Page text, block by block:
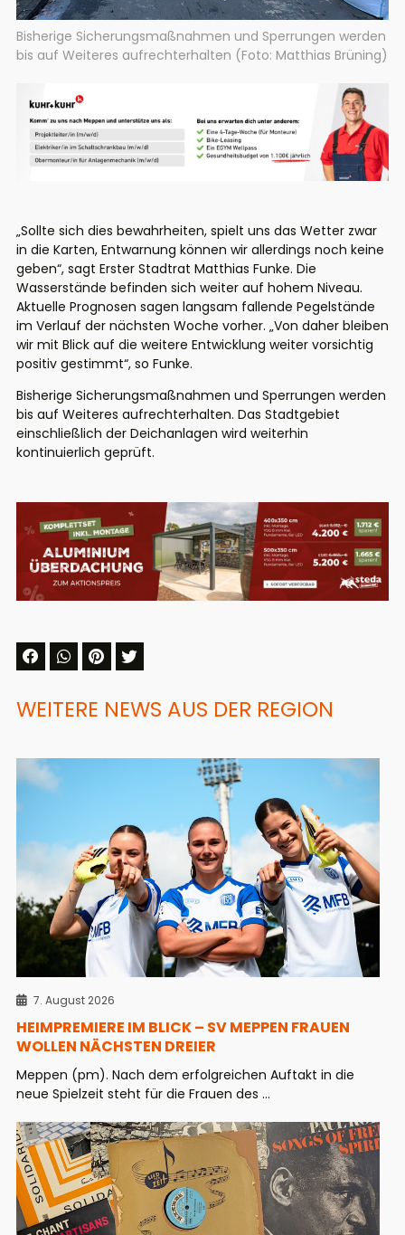
Bisherige Sicherungsmaßnahmen und Sperrungen werden
bis auf Weiteres aufrechterhalten (Foto: Matthias Brüning)
„Sollte sich dies bewahrheiten, spielt uns das Wetter zwar
in die Karten, Entwarnung können wir allerdings noch keine
geben“, sagt Erster Stadtrat Matthias Funke. Die
Wasserstände befinden sich weiter auf hohem Niveau.
Aktuelle Prognosen sagen langsam fallende Pegelstände
im Verlauf der nächsten Woche vorher. „Von daher bleiben
wir mit Blick auf die weitere Entwicklung weiter vorsichtig
positiv gestimmt“, so Funke.
Bisherige Sicherungsmaßnahmen und Sperrungen werden
bis auf Weiteres aufrechterhalten. Das Stadtgebiet
einschließlich der Deichanlagen wird weiterhin
kontinuierlich geprüft.
WEITERE NEWS AUS DER REGION
7. August 2026
HEIMPREMIERE IM BLICK – SV MEPPEN FRAUEN
WOLLEN NÄCHSTEN DREIER
Meppen (pm). Nach dem erfolgreichen Auftakt in die
neue Spielzeit steht für die Frauen des ...